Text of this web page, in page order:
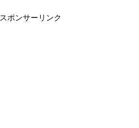
スポンサーリンク